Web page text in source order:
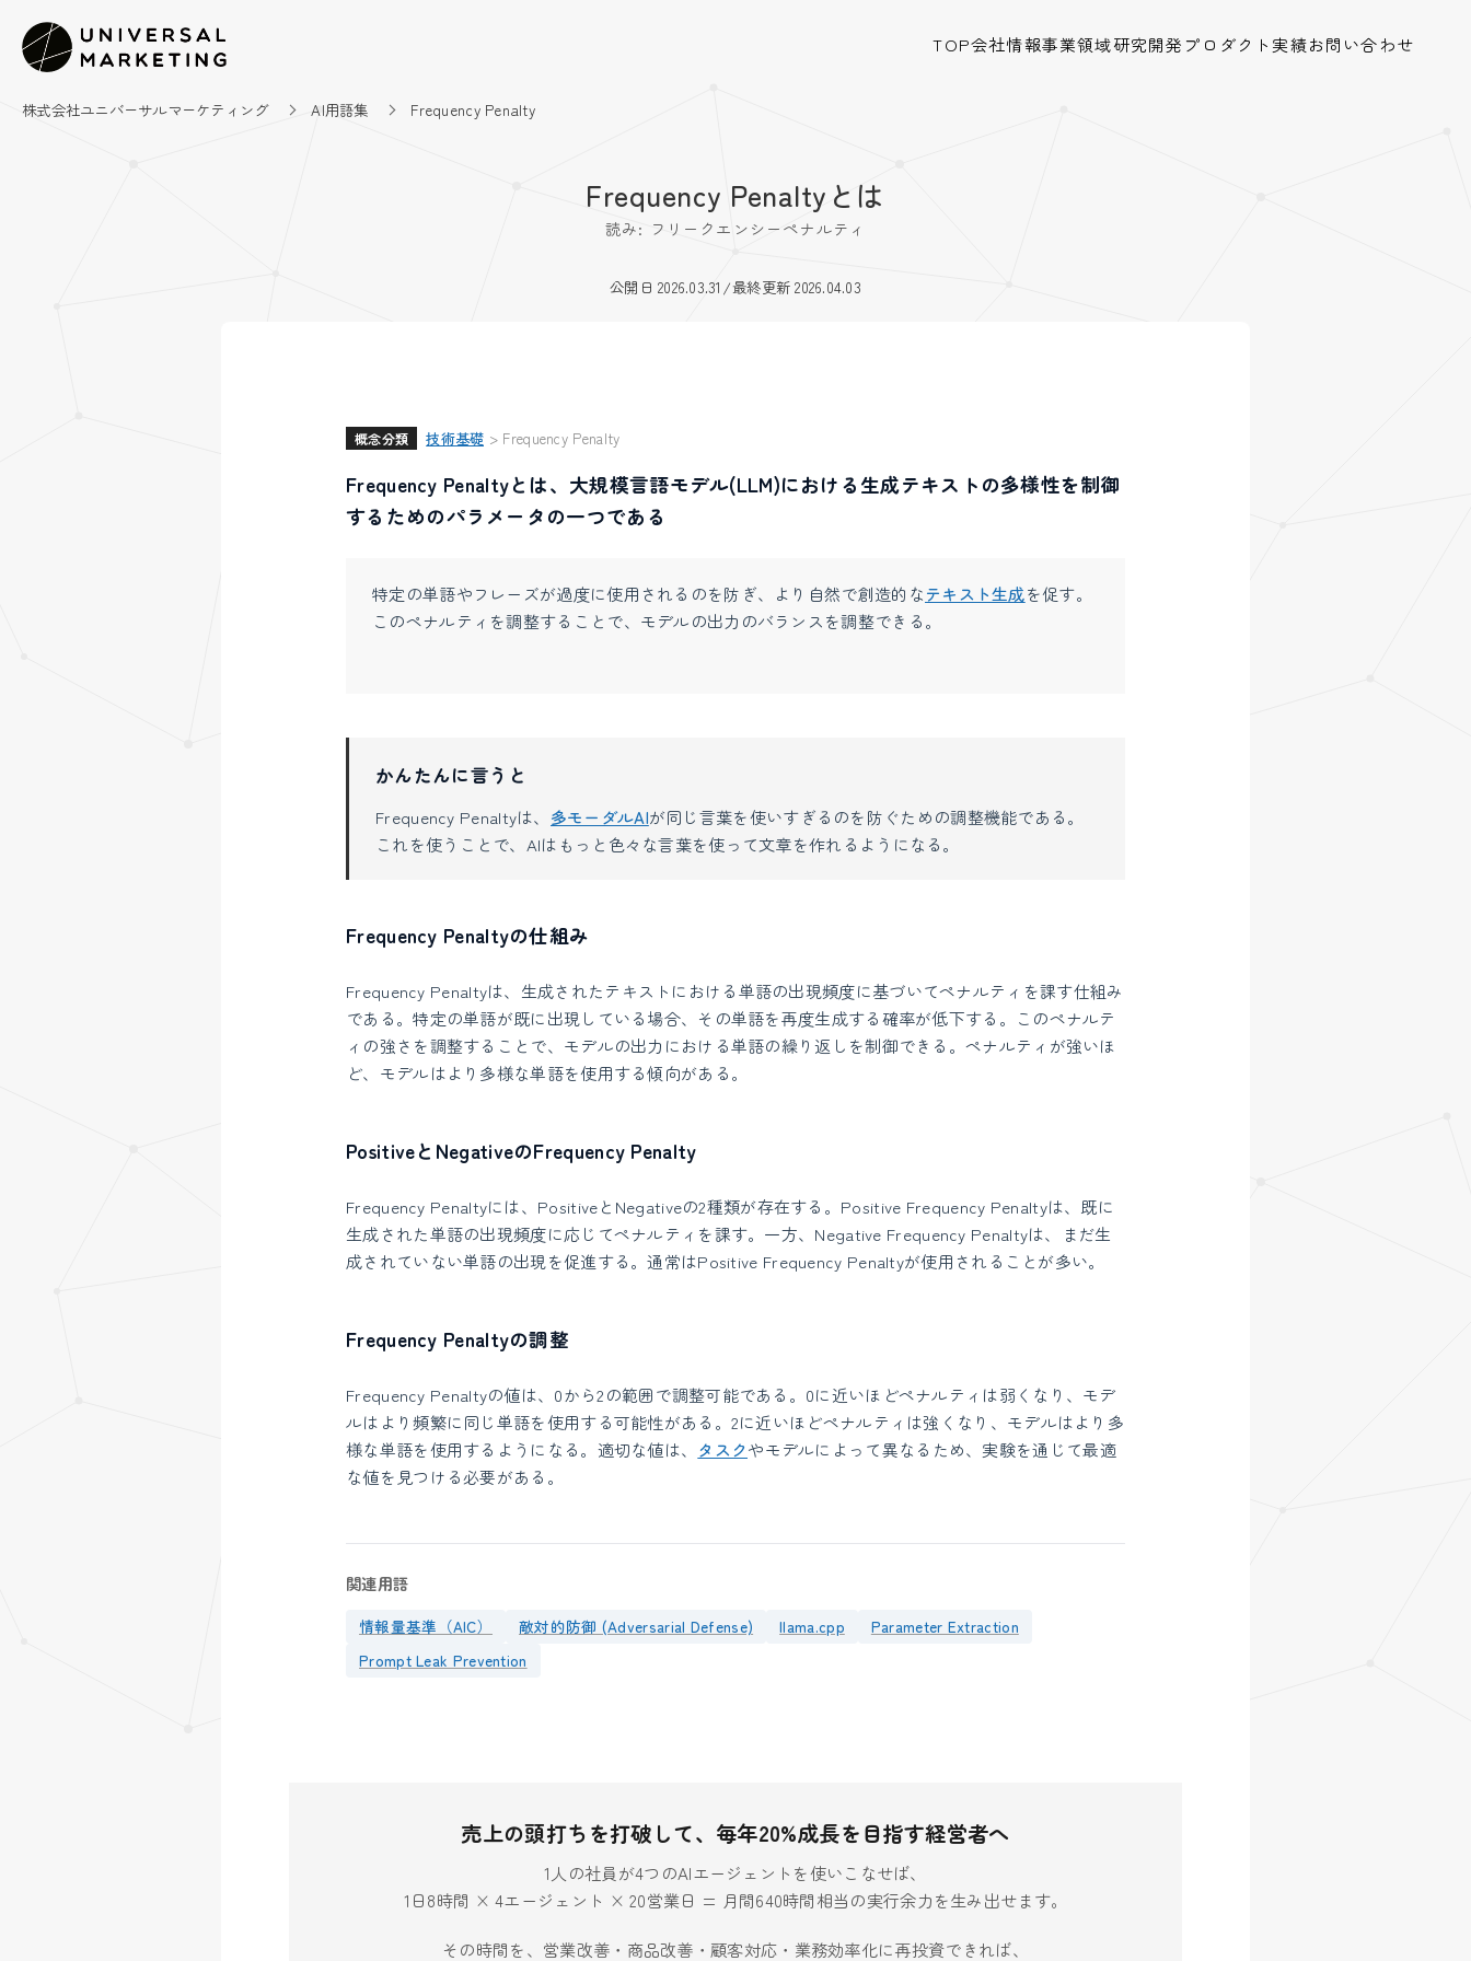
TOP会社情報事業領域研究開発 プロダクト 実績お問い合わせ
株式会社ユニバーサルマーケティング AI用語集 Frequency Penalty
Frequency Penaltyとは
読み: フリークエンシーペナルティ
公開日 2026.03.31 /最終更新 2026.04.03
概念分類 技術基礎 > Frequency Penalty
Frequency Penaltyとは、大規模言語モデル(LLM)における生成テキストの多様性を制御
するためのパラメータの一つである
特定の単語やフレーズが過度に使用されるのを防ぎ、より自然で創造的なテキスト生成を促す。
このペナルティを調整することで、モデルの出力のバランスを調整できる。
かんたんに言うと
Frequency Penaltyは、 多モーダルAIが同じ言葉を使いすぎるのを防ぐための調整機能である。
これを使うことで、AIはもっと色々な言葉を使って文章を作れるようになる。
Frequency Penaltyの仕組み
Frequency Penaltyは、生成されたテキストにおける単語の出現頻度に基づいてペナルティを課す仕組み
である。特定の単語が既に出現している場合、その単語を再度生成する確率が低下する。このペナルテ
ィの強さを調整することで、モデルの出力における単語の繰り返しを制御できる。ペナルティが強いほ
ど、モデルはより多様な単語を使用する傾向がある。
PositiveとNegativeのFrequency Penalty
Frequency Penaltyには、PositiveとNegativeの2種類が存在する。Positive Frequency Penaltyは、既に
生成された単語の出現頻度に応じてペナルティを課す。一方、Negative Frequency Penaltyは、まだ生
成されていない単語の出現を促進する。通常はPositive Frequency Penaltyが使用されることが多い。
Frequency Penaltyの調整
Frequency Penaltyの値は、0から2の範囲で調整可能である。0に近いほどペナルティは弱くなり、モデ
ルはより頻繁に同じ単語を使用する可能性がある。2に近いほどペナルティは強くなり、モデルはより多
様な単語を使用するようになる。適切な値は、 タスクやモデルによって異なるため、実験を通じて最適
な値を見つける必要がある。
関連用語
情報量基準（AIC） 敵対的防御 (Adversarial Defense) llama.cpp
Parameter Extraction
Prompt Leak Prevention
売上の頭打ちを打破して、毎年20%成長を目指す経営者へ
1人の社員が4つのAIエージェントを使いこなせば、
1日8時間 × 4エージェント × 20営業日 = 月間640時間相当の実行余力を生み出せます。
その時間を、営業改善・商品改善・顧客対応・業務効率化に再投資できれば、